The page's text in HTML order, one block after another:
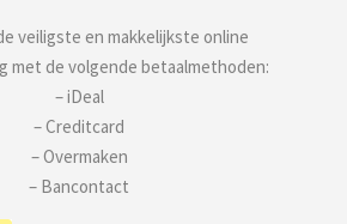
veiligste en makkelijkste online
met de volgende betaalmethoden:
– iDeal
– Creditcard
– Overmaken
– Bancontact